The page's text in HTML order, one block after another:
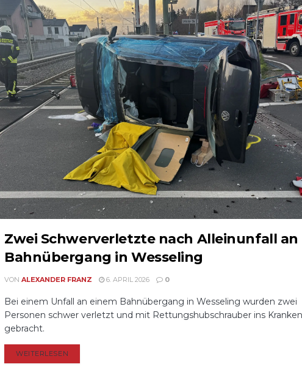
Zwei Schwerverletzte nach Alleinunfall an
Bahnübergang in Wesseling
VON ALEXANDER FRANZ 6. APRIL 2026 0
Bei einem Unfall an einem Bahnübergang in Wesseling wurden zwei
Personen schwer verletzt und mit Rettungshubschrauber ins
gebracht.
WEITERLESEN